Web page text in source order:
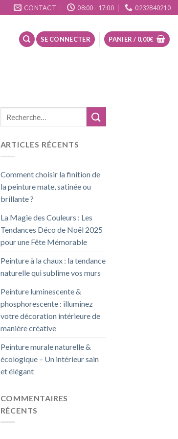
CONTACT 08:00 - 17:00 0232840210
SE CONNECTER
PANIER / 0,00€
ARTICLES RÉCENTS
Comment choisir la finition de
la peinture mate, satinée ou
brillante ?
La Magie des Couleurs : Les
Tendances Déco de Noël 2025
pour une Fête Mémorable
Peinture à la chaux : la tendance
naturelle qui sublime vos murs
Peinture luminescente &
phosphorescente : illuminez
votre décoration intérieure de
manière créative
Peinture murale naturelle &
écologique – Un intérieur sain
et élégant
COMMENTAIRES
RÉCENTS